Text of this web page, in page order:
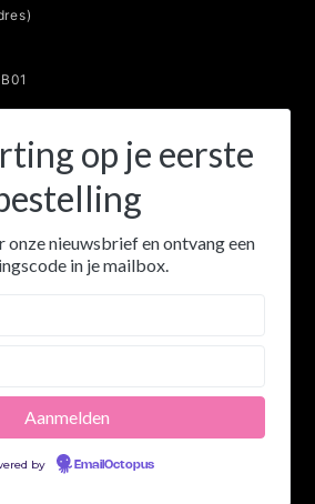
op je eerste
onze nieuwsbrief en ontvang een
in je mailbox.
by EmailOctopus